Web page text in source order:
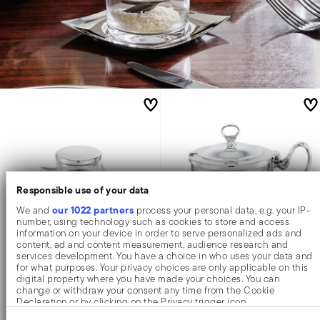
Responsible use of your data
We and our 1022 partnersprocess your personal data, e.g. your IP-
number, using technology such as cookies to store and access
information on your device in order to serve personalized ads and
content, ad and content measurement, audience research and
services development. You have a choice in who uses your data and
for what purposes. Your privacy choices are only applicable on this
digital property where you have made your choices. You can
change or withdraw your consent any time from the Cookie
Declaration or by clicking on the Privacy trigger icon.
Linea Q
Käsedose
Contour
Käsedose mit Kristall